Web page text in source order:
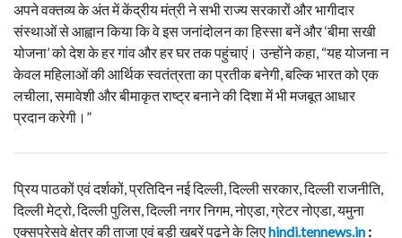
अपने वक्तव्य के अंत में केंद्रीय मंत्री ने सभी राज्य सरकारों और भागीदार
संस्थाओं से आह्वान किया कि वे इस जनांदोलन का हिस्सा बनें और ‘बीमा सखी
योजना’ को देश के हर गांव और हर घर तक पहुंचाएं। उन्होंने कहा, “यह योजना न
केवल महिलाओं की आर्थिक स्वतंत्रता का प्रतीक बनेगी, बल्कि भारत को एक
लचीला, समावेशी और बीमाकृत राष्ट्र बनाने की दिशा में भी मजबूत आधार
प्रदान करेगी।”
प्रिय पाठकों एवं दर्शकों, प्रतिदिन नई दिल्ली, दिल्ली सरकार, दिल्ली राजनीति,
दिल्ली मेट्रो, दिल्ली पुलिस, दिल्ली नगर निगम, नोएडा, ग्रेटर नोएडा, यमुना
एक्सप्रेसवे क्षेत्र की ताजा एवं बड़ी खबरें पढ़ने के लिएhindi.tennews.in :